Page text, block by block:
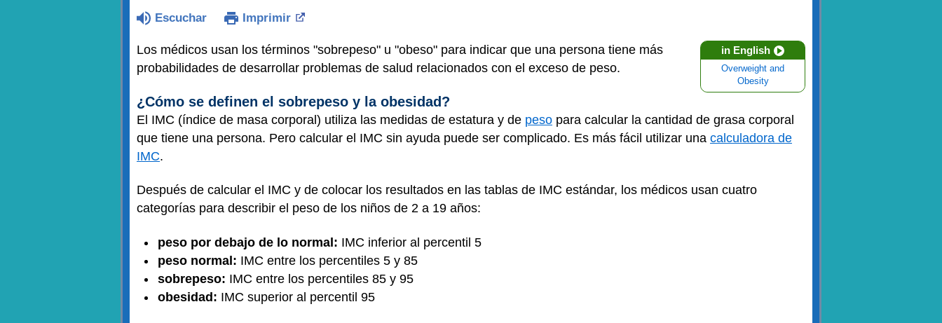
Escuchar Imprimir
in English
Overweight and
Obesity
Los médicos usan los términos "sobrepeso" u "obeso" para indicar que una persona tiene más
probabilidades de desarrollar problemas de salud relacionados con el exceso de peso.
¿Cómo se definen el sobrepeso y la obesidad?
El IMC (índice de masa corporal) utiliza las medidas de estatura y de peso para calcular la cantidad de grasa corporal
que tiene una persona. Pero calcular el IMC sin ayuda puede ser complicado. Es más fácil utilizar una calculadora de
IMC.
Después de calcular el IMC y de colocar los resultados en las tablas de IMC estándar, los médicos usan cuatro
categorías para describir el peso de los niños de 2 a 19 años:
peso por debajo de lo normal: IMC inferior al percentil 5
peso normal: IMC entre los percentiles 5 y 85
sobrepeso: IMC entre los percentiles 85 y 95
obesidad: IMC superior al percentil 95